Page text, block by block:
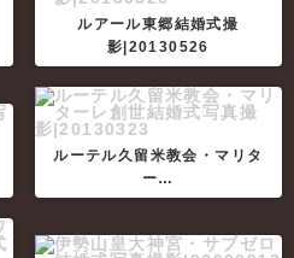
ルアール東郷結婚式撮
影|20130526
ルーテル久留米教会・マリタ
ー…